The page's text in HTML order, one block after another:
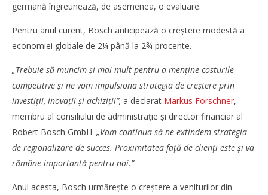
germană îngreunează, de asemenea, o evaluare.
Pentru anul curent, Bosch anticipează o creștere modestă a
economiei globale de 2¼ până la 2¾ procente.
„Trebuie să muncim și mai mult pentru a menține costurile
competitive și ne vom impulsiona strategia de creștere prin
investiții, inovații și achiziții”, a declarat Markus Forschner,
membru al consiliului de administrație și director financiar al
Robert Bosch GmbH. „Vom continua să ne extindem strategia
de regionalizare de succes. Proximitatea față de clienți este și va
rămâne importantă pentru noi.”
Anul acesta, Bosch urmărește o creștere a veniturilor din